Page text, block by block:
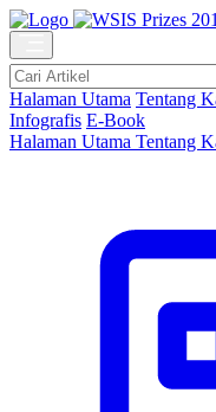
Halaman Utama Tentang
Infografis E-Book
Halaman Utama Tentang